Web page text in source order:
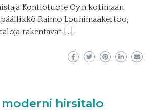
Kontiotuote Oy:n kotimaan
Raimo Louhimaakertoo,
rakentavat […]
hirsitalo